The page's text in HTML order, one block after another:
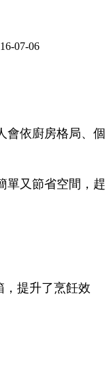
07-06
會依廚房格局、個
單又節省空間，趕
，提升了烹飪效